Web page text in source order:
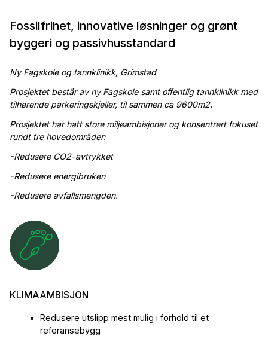
Fossilfrihet, innovative løsninger og grønt
byggeri og passivhusstandard
Ny Fagskole og tannklinikk, Grimstad
Prosjektet består av ny Fagskole samt offentlig tannklinikk med
tilhørende parkeringskjeller, til sammen ca 9600m2.
Prosjektet har hatt store miljøambisjoner og konsentrert fokuset
rundt tre hovedområder:
-Redusere CO2-avtrykket
-Redusere energibruken
-Redusere avfallsmengden.
KLIMAAMBISJON
Redusere utslipp mest mulig i forhold til et
referansebygg